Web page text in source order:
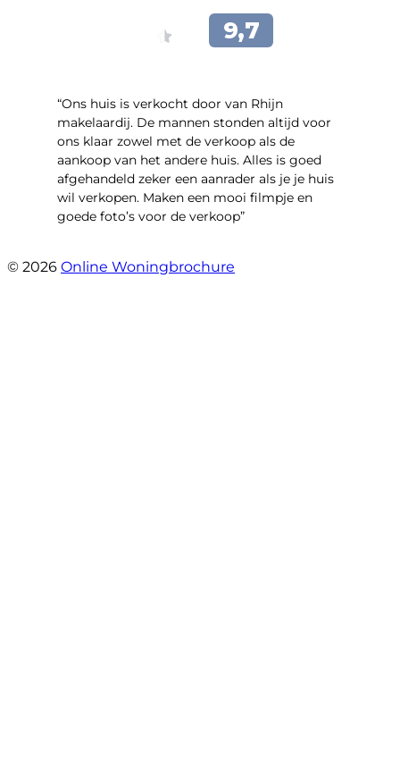
“Ons huis is verkocht door van Rhijn
makelaardij. De mannen stonden altijd voor
ons klaar zowel met de verkoop als de
aankoop van het andere huis. Alles is goed
afgehandeld zeker een aanrader als je je huis
wil verkopen. Maken een mooi filmpje en
goede foto’s voor de verkoop”
© 2026 Online Woningbrochure